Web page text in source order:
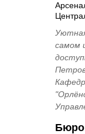
самом
Бюро